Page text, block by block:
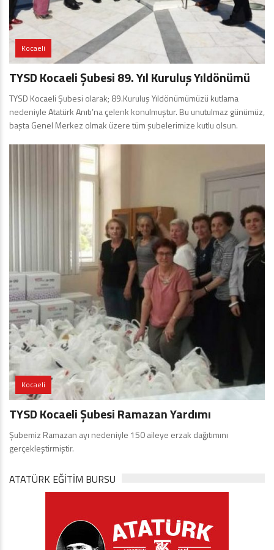
Kocaeli
TYSD Kocaeli Şubesi 89. Yıl Kuruluş Yıldönümü
TYSD Kocaeli Şubesi olarak; 89.Kuruluş Yıldönümümüzü kutlama
nedeniyle Atatürk Anıtı’na çelenk konulmuştur. Bu unutulmaz günümüz,
başta Genel Merkez olmak üzere tüm şubelerimize kutlu olsun.
Kocaeli
TYSD Kocaeli Şubesi Ramazan Yardımı
Şubemiz Ramazan ayı nedeniyle 150 aileye erzak dağıtımını
gerçekleştirmiştir.
ATATÜRK EĞITIM BURSU